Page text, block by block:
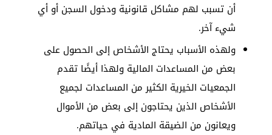
أن تسبب لهم مشاكل قانونية ودخول السجن أو أي
شيء آخر.
ولهذه الأسباب يحتاج الأشخاص إلى الحصول على
بعض من المساعدات المالية ولهذا أيضًا تقدم
الجمعيات الخيرية الكثير من المساعدات لجميع
الأشخاص الذين يحتاجون إلى بعض من الأموال
ويعانون من الضيقة المادية في حياتهم.